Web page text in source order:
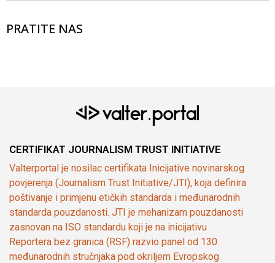
PRATITE NAS
CERTIFIKAT JOURNALISM TRUST INITIATIVE
Valterportal je nosilac certifikata Inicijative novinarskog
povjerenja (Journalism Trust Initiative/JTI), koja definira
poštivanje i primjenu etičkih standarda i međunarodnih
standarda pouzdanosti. JTI je mehanizam pouzdanosti
zasnovan na ISO standardu koji je na inicijativu
Reportera bez granica (RSF) razvio panel od 130
međunarodnih stručnjaka pod okriljem Evropskog